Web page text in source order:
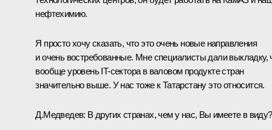
нефтехимию.
Я просто хочу сказать, что это очень новые направления
и очень востребованные. Мне специалисты дали выкладку,
вообще уровень IT-сектора в валовом продукте стран
значительно выше. У нас тоже к Татарстану это относится.
Д.Медведев: В других странах, чем у нас, Вы имеете в виду?